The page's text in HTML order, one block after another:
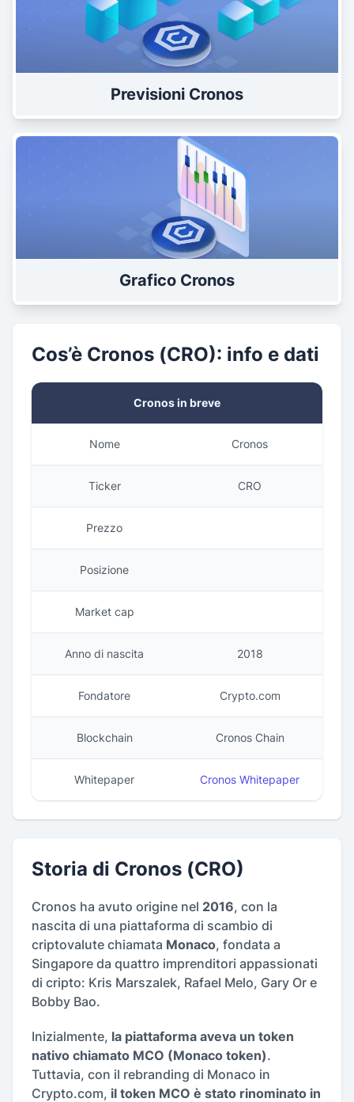
Previsioni Cronos
Grafico Cronos
Cos’è Cronos (CRO): info e dati
Cronos in breve
Nome Cronos
Ticker CRO
Prezzo
Posizione
Market cap
Anno di nascita 2018
Fondatore Crypto.com
Blockchain Cronos Chain
Whitepaper Cronos Whitepaper
Storia di Cronos (CRO)
Cronos ha avuto origine nel 2016, con la
nascita di una piattaforma di scambio di
criptovalute chiamata Monaco, fondata a
Singapore da quattro imprenditori appassionati
di cripto: Kris Marszalek, Rafael Melo, Gary Or e
Bobby Bao.
Inizialmente, la piattaforma aveva un token
nativo chiamato MCO (Monaco token).
Tuttavia, con il rebranding di Monaco in
Crypto.com, il token MCO è stato rinominato in